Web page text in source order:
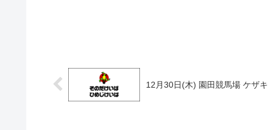
12月30日(木) 園田競馬場 ケザ